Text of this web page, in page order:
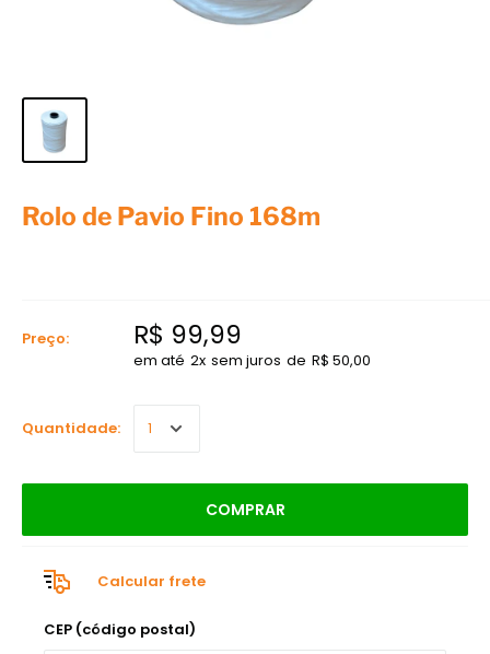
Rolo de Pavio Fino 168m
Preço: R$ 99,99
em até 2x sem juros de R$ 50,00
Quantidade:
COMPRAR
Calcular frete
CEP (código postal)